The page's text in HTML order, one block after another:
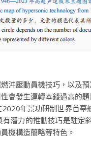
沖壓動員機技巧，以及
會發生運轉本錢過高的
年景功研制世界首
潛力的推動技巧是駐
機構造簡略等特色。